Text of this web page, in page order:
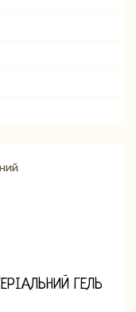
ГЕЛЬ